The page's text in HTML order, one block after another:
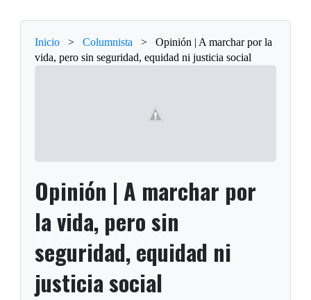
Inicio > Columnista >
Opinión | A marchar por la
vida, pero sin seguridad, equidad ni justicia social
Opinión | A marchar por
la vida, pero sin
seguridad, equidad ni
justicia social